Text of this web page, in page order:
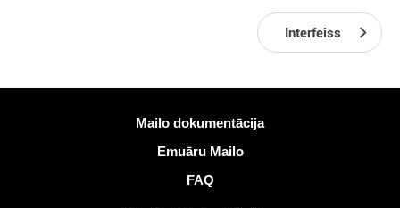
Interfeiss
Mailo dokumentācija
Emuāru Mailo
FAQ